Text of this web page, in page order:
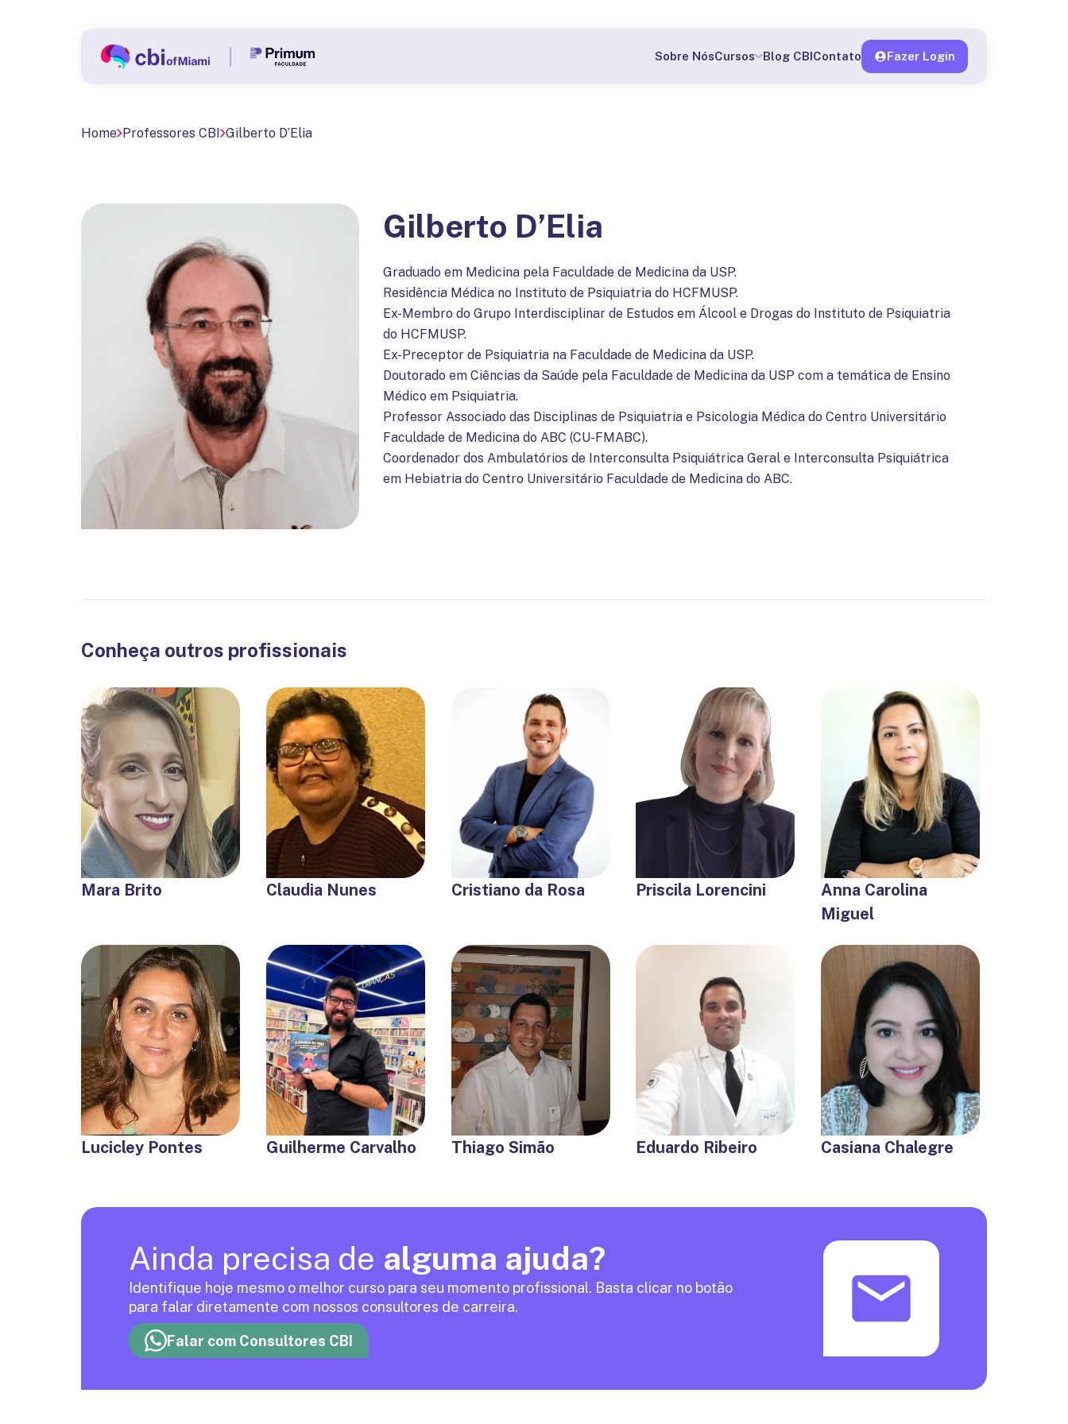
Sobre NósCursos Blog CBIContato Fazer Login
Home Professores CBI Gilberto D’Elia
Gilberto D’Elia
Graduado em Medicina pela Faculdade de Medicina da USP.
Residência Médica no Instituto de Psiquiatria do HCFMUSP.
Ex-Membro do Grupo Interdisciplinar de Estudos em Álcool e Drogas do Instituto de Psiquiatria
do HCFMUSP.
Ex-Preceptor de Psiquiatria na Faculdade de Medicina da USP.
Doutorado em Ciências da Saúde pela Faculdade de Medicina da USP com a temática de Ensino
Médico em Psiquiatria.
Professor Associado das Disciplinas de Psiquiatria e Psicologia Médica do Centro Universitário
Faculdade de Medicina do ABC (CU-FMABC).
Coordenador dos Ambulatórios de Interconsulta Psiquiátrica Geral e Interconsulta Psiquiátrica
em Hebiatria do Centro Universitário Faculdade de Medicina do ABC.
Conheça outros profissionais
Mara Brito Claudia Nunes Cristiano da Rosa Priscila Lorencini
Anna Carolina
Miguel
Lucicley Pontes Guilherme Carvalho Thiago Simão Eduardo Ribeiro Casiana Chalegre
Ainda precisa de alguma ajuda?
Identifique hoje mesmo o melhor curso para seu momento profissional. Basta clicar no botão
para falar diretamente com nossos consultores de carreira.
Falar com Consultores CBI